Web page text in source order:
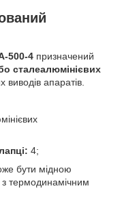
500-4 призначений
сталеалюмінієвих
виводів апаратів.
4;
бути мідною
термодинамічним